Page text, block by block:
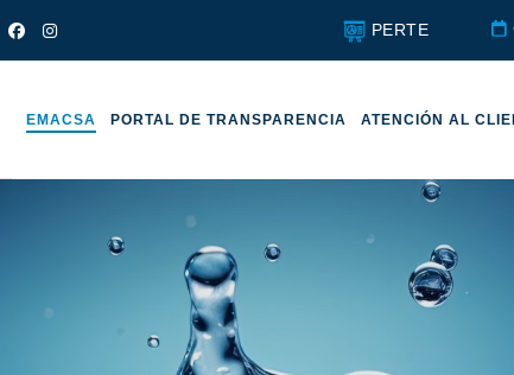
PERTE
EMACSA PORTAL DE TRANSPARENCIA ATENCIÓN AL